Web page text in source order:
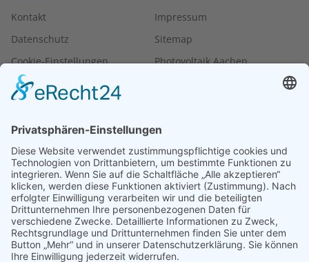
Kontakt
Impressum
Datenschutz
Sitemap
Cookie-Einstellungen
Photovoltaik Aachen
Photovoltaik Bonn
Photovoltaik Solaranlagen
Photovoltaik Düren
Stromspeicher
Aktuelles
Gewerbedächer stärker für Photovoltaik nutzen
6. Juli 2026